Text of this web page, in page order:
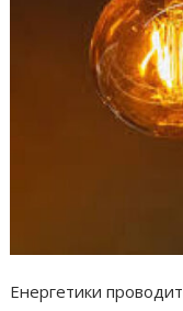
Енергетики